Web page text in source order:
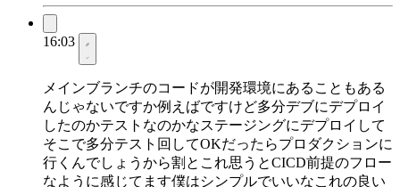
16:03
メインブランチのコードが開発環境にあることもある
んじゃないですか例えばですけど多分デブにデプロイ
したのかテストなのかなステージングにデプロイして
そこで多分テスト回してOKだったらプロダクションに
行くんでしょうから割とこれ思うとCICD前提のフロー
なように感じてます僕はシンプルでいいなこれの良い